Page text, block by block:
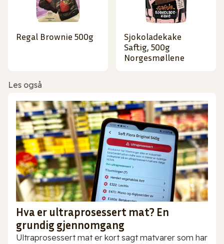
Regal Brownie 500g
Sjokoladekake
Saftig, 500g
Norgesmøllene
Les også
Hva er ultraprosessert mat? En
grundig gjennomgang
Ultraprosessert mat er kort sagt matvarer som har